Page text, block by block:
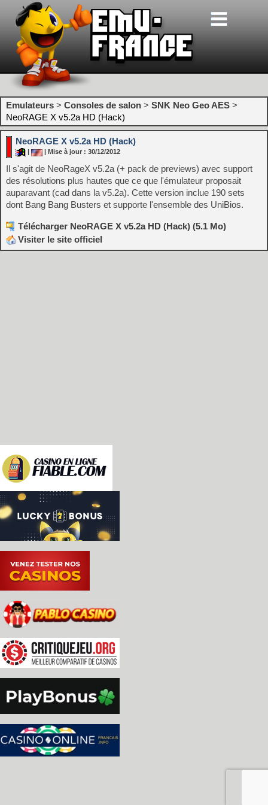
Emulateurs > Consoles de salon > SNK Neo Geo AES >
NeoRAGE X v5.2a HD (Hack)
NeoRAGE X v5.2a HD (Hack)
| Mise à jour : 30/12/2012
Il s'agit de NeoRageX v5.2a (+ pack de previews) avec support
des résolutions plus hautes que ce que l'émulateur proposait
auparavant (cad dans la v5.2a). Cette version inclue 190 sets
dont Bang Bang Busters et supporte l'ensemble des UniBios.
Télécharger NeoRAGE X v5.2a HD (Hack) (5.1 Mo)
Visiter le site officiel